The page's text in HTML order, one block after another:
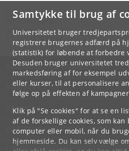
Samtykke til brug af
Universitetet bruger
registrere brugernes adfærd på
(statistik) for løbende at forbedre
Desuden bruger universitetet
markedsføring af for eksempel
eller kurser, til at personalisere
følge op på effekten af
Klik på "Se cookies" for at se en
af de forskellige cookies, som
computer eller mobil, når du
hjemmeside. Du kan selv vælge
Kontakt:
IND's sekretariat
ind @ind. ku.dk
KØBENHAVNS UNIVERSITET
KONTAKT
SERVICES
FOR STUDERENDE OG ANSATTE